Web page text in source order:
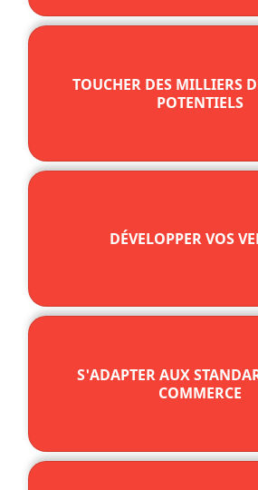
TOUCHER DES MILLIERS
POTENTIELS
DÉVELOPPER VOS
S'ADAPTER AUX
COMMERCE